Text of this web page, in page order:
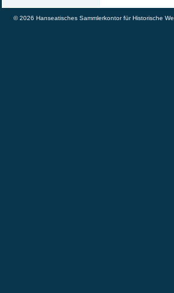
© 2026 Hanseatisches Sammlerkontor für Historische